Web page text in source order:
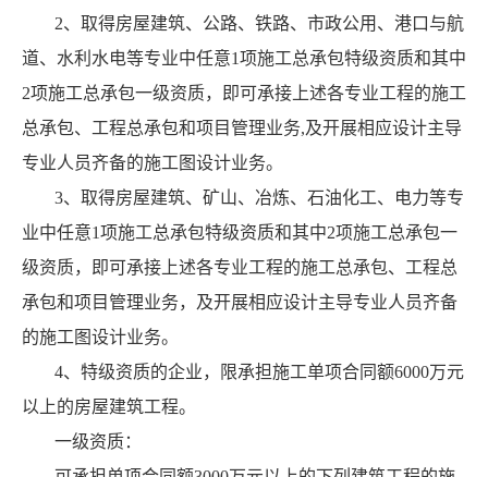
2、取得房屋建筑、公路、铁路、市政公用、港口与航
道、水利水电等专业中任意1项施工总承包特级资质和其中
2项施工总承包一级资质，即可承接上述各专业工程的施工
总承包、工程总承包和项目管理业务,及开展相应设计主导
专业人员齐备的施工图设计业务。
3、取得房屋建筑、矿山、冶炼、石油化工、电力等专
业中任意1项施工总承包特级资质和其中2项施工总承包一
级资质，即可承接上述各专业工程的施工总承包、工程总
承包和项目管理业务，及开展相应设计主导专业人员齐备
的施工图设计业务。
4、特级资质的企业，限承担施工单项合同额6000万元
以上的房屋建筑工程。
一级资质：